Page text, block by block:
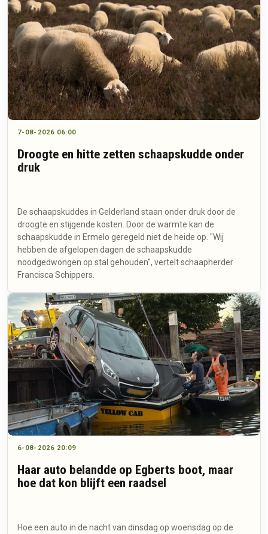
7-08-2026 06:00
Droogte en hitte zetten schaapskudde onder
druk
De schaapskuddes in Gelderland staan onder druk door de
droogte en stijgende kosten. Door de warmte kan de
schaapskudde in Ermelo geregeld niet de heide op. "Wij
hebben de afgelopen dagen de schaapskudde
noodgedwongen op stal gehouden", vertelt schaapherder
Francisca Schippers.
6-08-2026 20:09
Haar auto belandde op Egberts boot, maar
hoe dat kon blijft een raadsel
Hoe een auto in de nacht van dinsdag op woensdag op de